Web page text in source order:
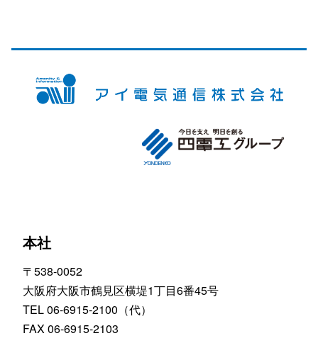
本社
〒538-0052
大阪府大阪市鶴見区横堤1丁目6番45号
TEL 06-6915-2100（代）
FAX 06-6915-2103